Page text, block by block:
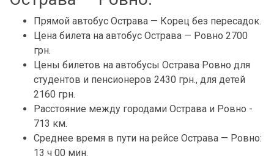
Прямой автобус Острава — Корец без пересадок.
Цена билета на автобус Острава — Ровно 2700
грн.
Цены билетов на автобусы Острава Ровно для
студентов и пенсионеров 2430 грн., для детей
2160 грн.
Расстояние между городами Острава и Ровно -
713 км.
Среднее время в пути на рейсе Острава — Ровно:
13 ч 00 мин.